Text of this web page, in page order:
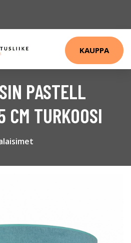
KAUPPA
PASTELL
TURKOOSI